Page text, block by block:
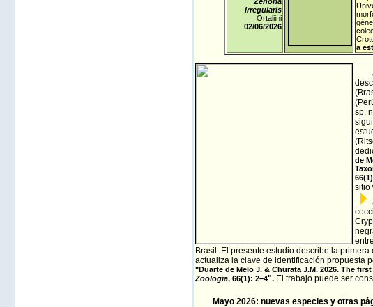
irregularis
Ortaliini
02/06/2026
a
sp.
de
sitio
Brasil. El presente estudio describe la primera
actualiza la clave de identificación propuesta
"Duarte de Melo J. & Churata J.M. 2026. The
Zoologia, 66(1): 2–4". El trabajo puede ser
Mayo 2026: nuevas especies y otras